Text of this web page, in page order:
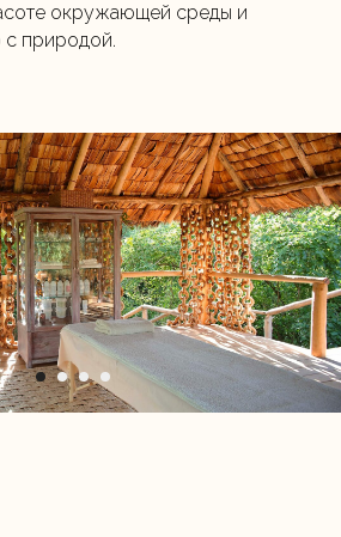
окружающей среды и
природой.